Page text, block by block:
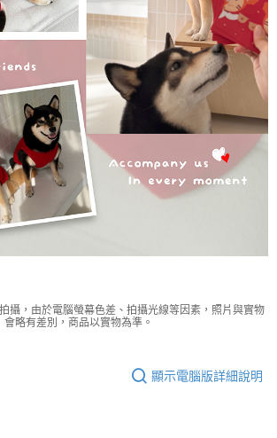
攝，由於電腦螢幕色差、拍攝光線等因素，照片與實物
會略有差別，商品以實物為準。
顯示電腦版詳細說明